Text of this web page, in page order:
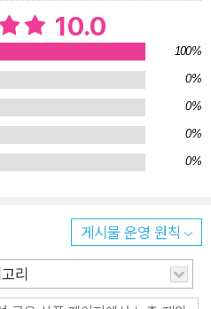
물아홉 편의 글 있기는 합니다.)
기둥 삼았습니다. 더불어 시가
한 연서와 시와의 악전고투로 곁
서 산문집이기도 합니다. 아무려
는 하루는 없더라는 거지요. 한
1일부터 31일까지, 하루에 한
니다. 열두 달 따라 읽으면 매일
루씩 읽어 흐르다보면 우리의 시
있을 테지요. 그러니 언제 읽어
철 책도
입니다. 그 이름들 보노라면 달
10.0
100%
0%
0%
0%
0%
게시물 운영 원칙
리